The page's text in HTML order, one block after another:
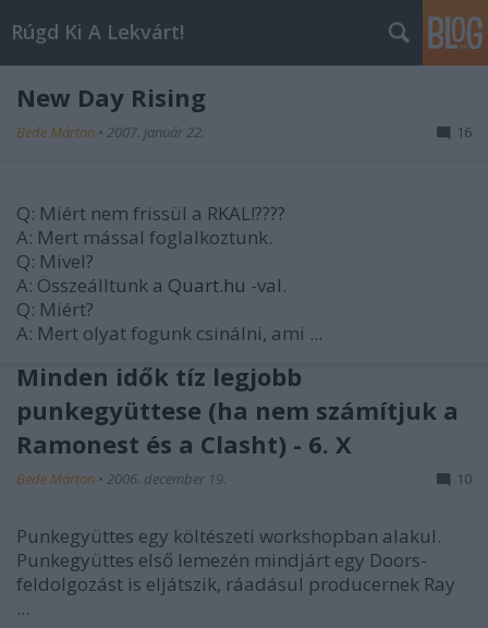
Rúgd Ki A Lekvárt!
New Day Rising
Bede Márton • 2007. január 22. 16
Q: Miért nem frissül a RKAL!????
A: Mert mással foglalkoztunk.
Q: Mivel?
A: Összeálltunk a Quart.hu -val.
Q: Miért?
A: Mert olyat fogunk csinálni, ami ...
Minden idők tíz legjobb
punkegyüttese (ha nem számítjuk a
Ramonest és a Clasht) - 6. X
Bede Márton • 2006. december 19. 10
Punkegyüttes egy költészeti workshopban alakul.
Punkegyüttes első lemezén mindjárt egy Doors-
feldolgozást is eljátszik, ráadásul producernek Ray
...